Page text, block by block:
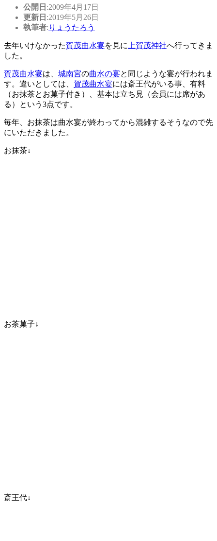
公開日 :2009年4月17日
更新日 :2019年5月26日
執筆者: りょうたろう
去年いけなかった賀茂曲水宴を見に 上賀茂神社へ行ってきま
した。
賀茂曲水宴は、 城南宮の曲水の宴と同じような宴が行われま
す。違いとしては、 賀茂曲水宴には斎王代がいる事、有料
（お抹茶とお菓子付き）、基本は立ち見（会員には席があ
る）という3点です。
毎年、お抹茶は曲水宴が終わってから混雑するそうなので先
にいただきました。
お抹茶↓
お茶菓子↓
斎王代↓